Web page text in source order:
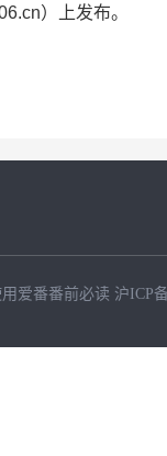
）上发布。
爱番番前必读 沪ICP